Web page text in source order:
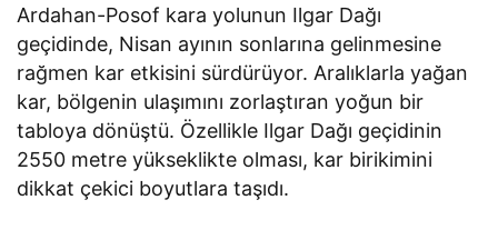
Ardahan-Posof kara yolunun Ilgar Dağı
geçidinde, Nisan ayının sonlarına gelinmesine
rağmen kar etkisini sürdürüyor. Aralıklarla yağan
kar, bölgenin ulaşımını zorlaştıran yoğun bir
tabloya dönüştü. Özellikle Ilgar Dağı geçidinin
2550 metre yükseklikte olması, kar birikimini
dikkat çekici boyutlara taşıdı.